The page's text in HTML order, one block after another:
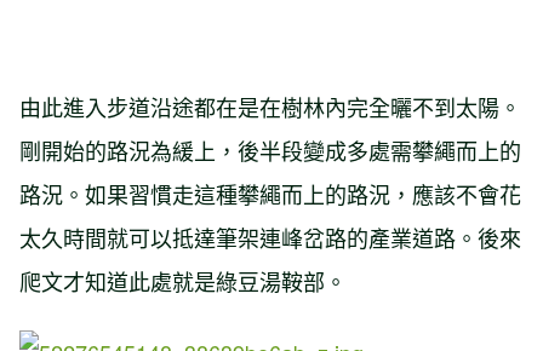
由此進入步道沿途都在是在樹林內完全曬不到太陽。
剛開始的路況為緩上，後半段變成多處需攀繩而上的
路況。如果習慣走這種攀繩而上的路況，應該不會花
太久時間就可以抵達筆架連峰岔路的產業道路。後來
爬文才知道此處就是綠豆湯鞍部。